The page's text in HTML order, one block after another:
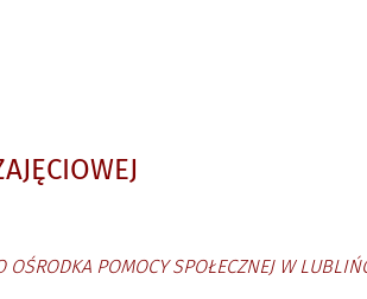
OŚRODKA POMOCY SPOŁECZNEJ W